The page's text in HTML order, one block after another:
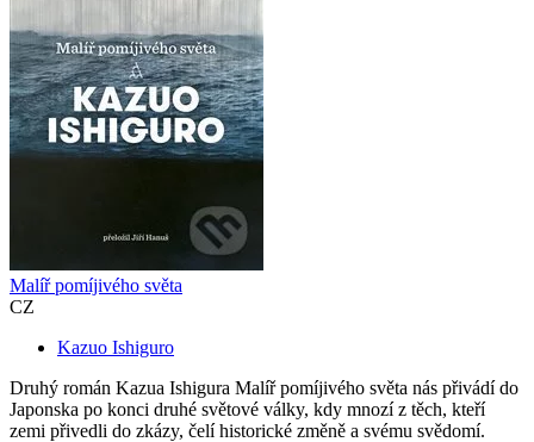
Malíř pomíjivého světa
CZ
Kazuo Ishiguro
Druhý román Kazua Ishigura Malíř pomíjivého světa nás přivádí do
Japonska po konci druhé světové války, kdy mnozí z těch, kteří
zemi přivedli do zkázy, čelí historické změně a svému svědomí.